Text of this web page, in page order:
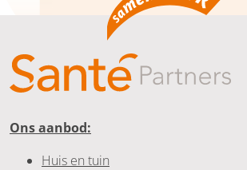
Ons aanbod:
Huis en tuin